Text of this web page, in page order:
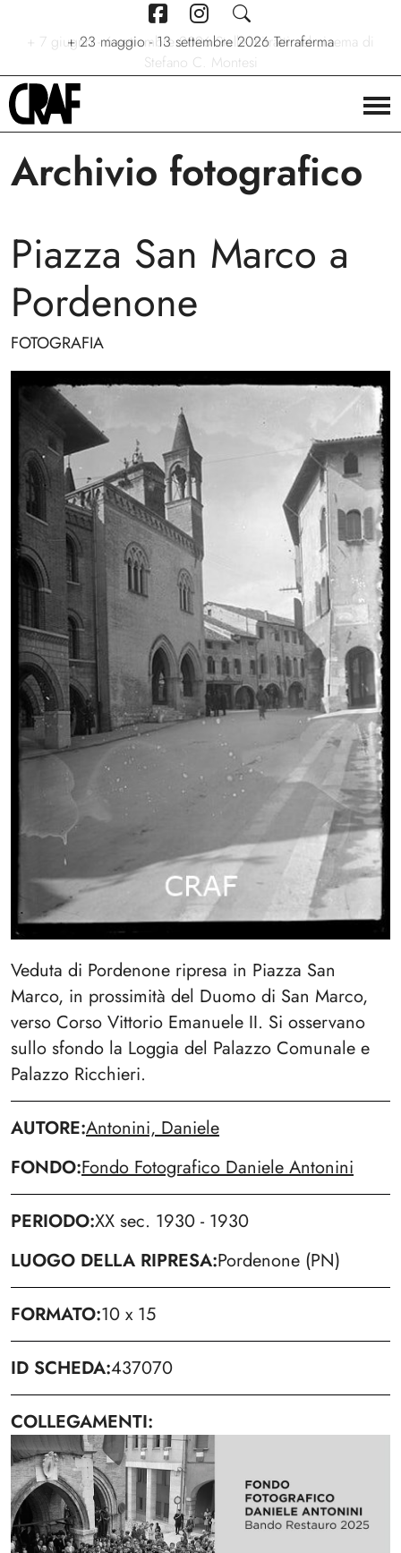
+ 7 giugno - 6 settembre 2026 Stelle. Ritratti nel cinema di
Stefano C. Montesi
+ 23 maggio - 13 settembre 2026 Terraferma
+ 24/04/2026 - 27/09/2026 Via per le strade
Archivio fotografico
Piazza San Marco a
Pordenone
FOTOGRAFIA
Veduta di Pordenone ripresa in Piazza San
Marco, in prossimità del Duomo di San Marco,
verso Corso Vittorio Emanuele II. Si osservano
sullo sfondo la Loggia del Palazzo Comunale e
Palazzo Ricchieri.
AUTORE Antonini, Daniele
FONDO Fondo Fotografico Daniele Antonini
PERIODO XX sec. 1930 - 1930
LUOGO DELLA RIPRESA Pordenone (PN)
FORMATO 10 x 15
ID SCHEDA 437070
COLLEGAMENTI